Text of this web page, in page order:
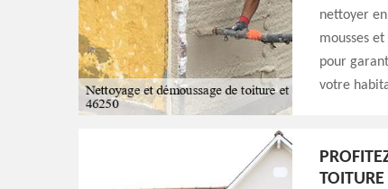
nettoyer
mousses
pour
votre